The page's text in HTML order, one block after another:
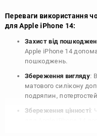
Переваги використання
для Apple iPhone 14:
Захист від
Apple iPhone 14
пошкоджень.
Збереження вигляду:
матового силікону
подряпин,
Збереження цінності: